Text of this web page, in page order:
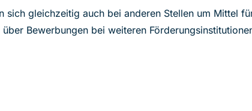
gleichzeitig auch bei anderen Stellen um Mittel
Bewerbungen bei weiteren